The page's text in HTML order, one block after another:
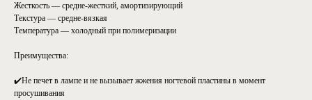
Жесткость — средне-жесткий, амортизирующий
Текстура — средне-вязкая
Температура — холодный при полимеризации
Преимущества:
✔️Не печет в лампе и не вызывает жжения ногтевой пластины в момент
просушивания